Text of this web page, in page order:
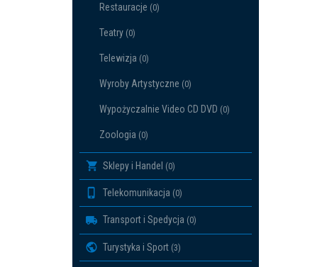
Restauracje (0)
Teatry (0)
Telewizja (0)
Wyroby Artystyczne (0)
Wypożyczalnie Video CD DVD (0)
Zoologia (0)
Sklepy i Handel (0)
Telekomunikacja (0)
Transport i Spedycja (0)
Turystyka i Sport (3)